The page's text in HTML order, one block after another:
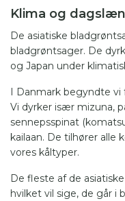
Klima og
De asiatiske
bladgrøntsager. De
og Japan under
I Danmark begyndte vi
Vi dyrker især mizuna,
sennepsspinat
kailaan. De tilhører alle
vores kåltyper.
De fleste af de
hvilket vil sige, de går i